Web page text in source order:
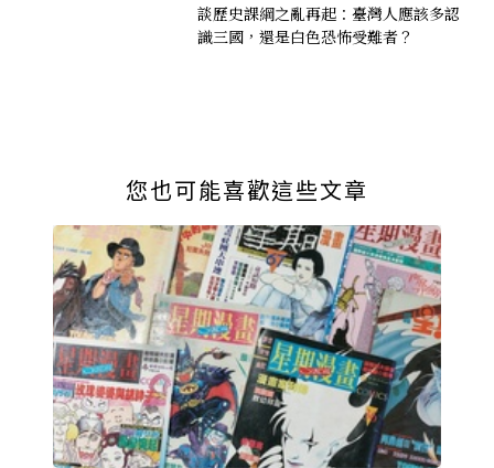
談歷史課綱之亂再起：臺灣人應該多認
識三國，還是白色恐怖受難者？
您也可能喜歡這些文章